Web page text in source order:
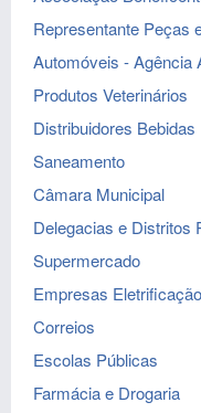
Representante Peças
Automóveis - Agência
Produtos Veterinários
Distribuidores Bebidas
Saneamento
Câmara Municipal
Delegacias e Distritos
Supermercado
Empresas Eletrificação
Correios
Escolas Públicas
Farmácia e Drogaria